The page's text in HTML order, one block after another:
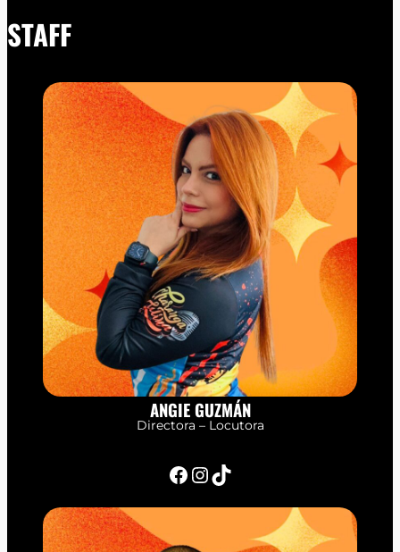
STAFF
ANGIE GUZMÁN
Directora – Locutora
Facebook InstagramTikTok